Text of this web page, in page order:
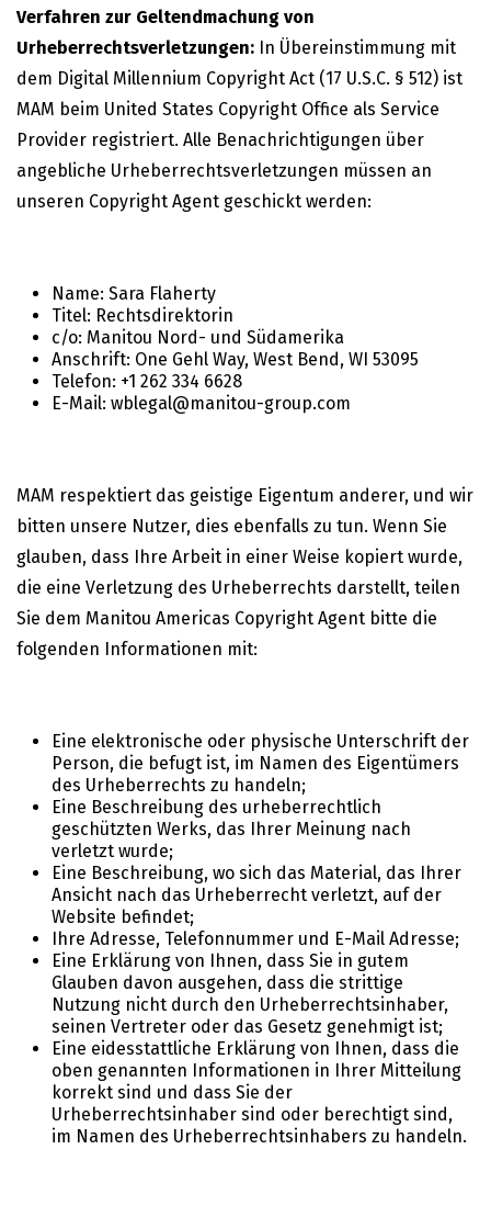
Verfahren zur Geltendmachung von
Urheberrechtsverletzungen: In Übereinstimmung mit
dem Digital Millennium Copyright Act (17 U.S.C. § 512) ist
MAM beim United States Copyright Office als Service
Provider registriert. Alle Benachrichtigungen über
angebliche Urheberrechtsverletzungen müssen an
unseren Copyright Agent geschickt werden:
Name: Sara Flaherty
Titel: Rechtsdirektorin
c/o: Manitou Nord- und Südamerika
Anschrift: One Gehl Way, West Bend, WI 53095
Telefon: +1 262 334 6628
E-Mail: wblegal@manitou-group.com
MAM respektiert das geistige Eigentum anderer, und wir
bitten unsere Nutzer, dies ebenfalls zu tun. Wenn Sie
glauben, dass Ihre Arbeit in einer Weise kopiert wurde,
die eine Verletzung des Urheberrechts darstellt, teilen
Sie dem Manitou Americas Copyright Agent bitte die
folgenden Informationen mit:
Eine elektronische oder physische Unterschrift der
Person, die befugt ist, im Namen des Eigentümers
des Urheberrechts zu handeln;
Eine Beschreibung des urheberrechtlich
geschützten Werks, das Ihrer Meinung nach
verletzt wurde;
Eine Beschreibung, wo sich das Material, das Ihrer
Ansicht nach das Urheberrecht verletzt, auf der
Website befindet;
Ihre Adresse, Telefonnummer und E-Mail Adresse;
Eine Erklärung von Ihnen, dass Sie in gutem
Glauben davon ausgehen, dass die strittige
Nutzung nicht durch den Urheberrechtsinhaber,
seinen Vertreter oder das Gesetz genehmigt ist;
Eine eidesstattliche Erklärung von Ihnen, dass die
oben genannten Informationen in Ihrer Mitteilung
korrekt sind und dass Sie der
Urheberrechtsinhaber sind oder berechtigt sind,
im Namen des Urheberrechtsinhabers zu handeln.